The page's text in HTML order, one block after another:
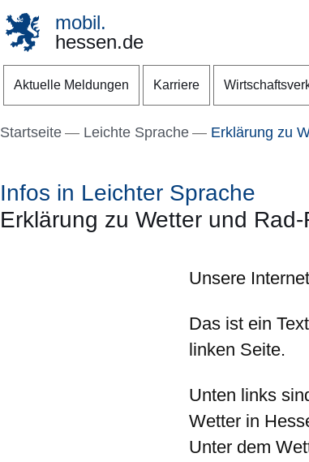
Direkt zum Kopf der Seite
Direkt zum Inhalt
Direkt zum Fuß der Seite
mobil.
hessen.de
Aktuelle Meldungen Karriere
Startseite Leichte Sprache Erklärung zu
Infos in Leichter Sprache
Erklärung zu Wetter und Rad-
Unsere
Das ist ein
linken Seite.
Unten links
Wetter in
Unter dem